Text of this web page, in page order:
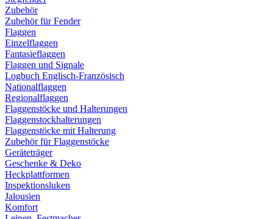
Zubehör
Zubehör für Fender
Flaggen
Einzelflaggen
Fantasieflaggen
Flaggen und Signale
Logbuch Englisch-Französisch
Nationalflaggen
Regionalflaggen
Flaggenstöcke und Halterungen
Flaggenstockhalterungen
Flaggenstöcke mit Halterung
Zubehör für Flaggenstöcke
Geräteträger
Geschenke & Deko
Heckplattformen
Inspektionsluken
Jalousien
Komfort